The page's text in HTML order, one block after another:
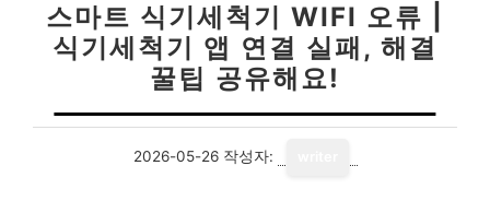
스마트 식기세척기 WIFI 오류 |
식기세척기 앱 연결 실패, 해결
꿀팁 공유해요!
2026-05-26 작성자: